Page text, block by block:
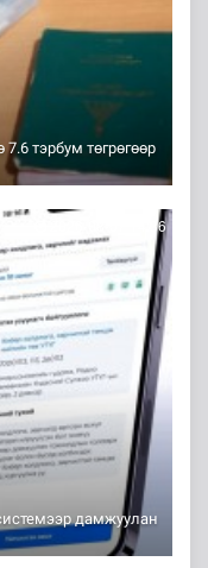
тэрбум төгрөгөөр
дамжуулан
2026-08-07 14:36